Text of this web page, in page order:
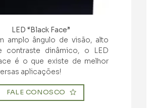
LED “Black Face”
amplo ângulo de visão, alto
contraste dinâmico, o LED
é o que existe de melhor
aplicações!
FALE CONOSCO